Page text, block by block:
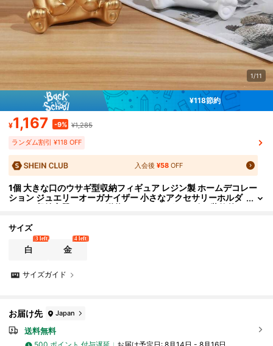
1/11
¥118節約
¥1,167 -9% ¥1,285
ランダム割引 ¥118 OFF
入会後¥58 OFF
1個 大きな口のウサギ型収納フィギュア レジン製 ホームデコレー
ション ジュエリーオーガナイザー 小さなアクセサリーホルダ
ー キー収納容器 かわいい動物デスクオーガナイザー 装飾的な
に最適なギフト
サイズ
白
3 left
金
4 left
サイズガイド
お届け先 Japan
送料無料